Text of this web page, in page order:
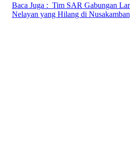
Baca Juga : Tim SAR Gabungan
Nelayan yang Hilang di